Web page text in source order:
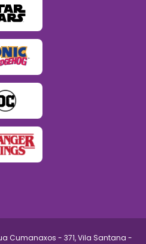
Cumanaxos - 371, Vila Santana -